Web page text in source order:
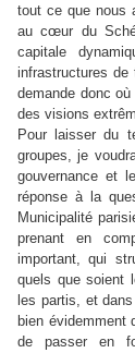
tout ce que nous
au cœur du
capitale
infrastructures
demande donc
des visions
Pour laisser du
groupes, je
gouvernance et
réponse à la
Municipalité
prenant en
important, qui
quels que soient
les partis, et
bien évidemment
de passer en